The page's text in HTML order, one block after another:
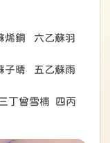
烯銅 六乙蘇羽
子晴 五乙蘇雨
丁曾雪楠 四丙